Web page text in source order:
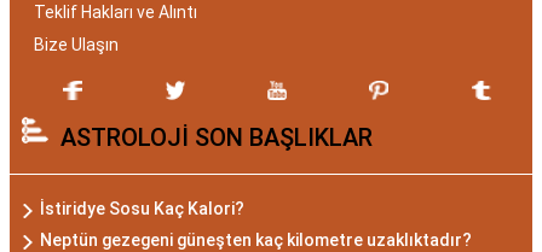
Gizemli ve Kararlı
Akrep burcu, astrolojide 23 Ekim ile 21 Kasım
tarihleri arasında doğanları ifade eder. Bu
dönemde doğan bireyler genellikle gizemli ve derin
düşünce yapısına sahiptir. Akrep burcunun temel
özellikleri arasında kararlılık, cesaret ve tutku
Teklif Hakları ve Alıntı
Bize Ulaşın
ASTROLOJİ SON BAŞLIKLAR
İstiridye Sosu Kaç Kalori?
Neptün gezegeni güneşten kaç kilometre uzaklıktadır?